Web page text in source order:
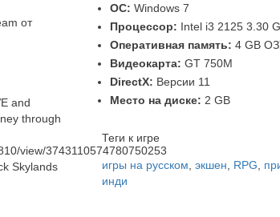
от
and
through
view/3743110574780750253
Skylands
ОС: Windows 7
Процессор: Intel i3 2125 3.30
Оперативная память: 4 GB
Видеокарта: GT 750M
DirectX: Версии 11
Место на диске: 2 GB
Теги к игре
игры на русском экшен RPG
инди